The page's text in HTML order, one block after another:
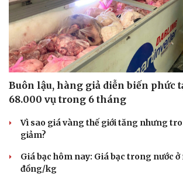
Buôn lậu, hàng giả diễn biến phức
68.000 vụ trong 6 tháng
Vì sao giá vàng thế giới tăng nhưng
giảm?
Giá bạc hôm nay: Giá bạc trong nước ở
đồng/kg